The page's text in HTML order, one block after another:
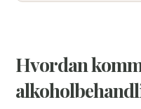
Hvordan